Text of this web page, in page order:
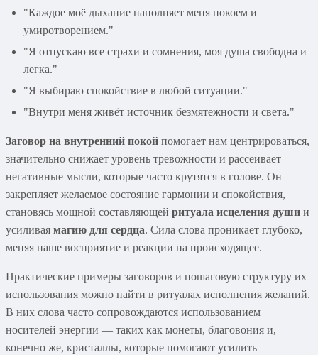
"Каждое моё дыхание наполняет меня покоем и
умиротворением."
"Я отпускаю все страхи и сомнения, моя душа свободна и
легка."
"Я выбираю спокойствие в любой ситуации."
"Внутри меня живёт источник безмятежности и света."
Заговор на внутренний покой помогает нам центрироваться,
значительно снижает уровень тревожности и рассеивает
негативные мысли, которые часто крутятся в голове. Он
закрепляет желаемое состояние гармонии и спокойствия,
становясь мощной составляющей ритуала исцеления души и
усиливая магию для сердца. Сила слова проникает глубоко,
меняя наше восприятие и реакции на происходящее.
Практические примеры заговоров и пошаговую структуру их
использования можно найти в ритуалах исполнения желаний.
В них слова часто сопровождаются использованием
носителей энергии — таких как монеты, благовония и,
конечно же, кристаллы, которые помогают усилить